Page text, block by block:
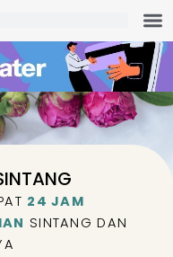
24 JAM
SINTANG DAN